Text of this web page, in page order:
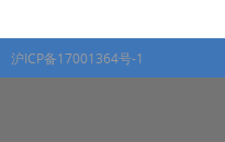
沪ICP备17001364号-1